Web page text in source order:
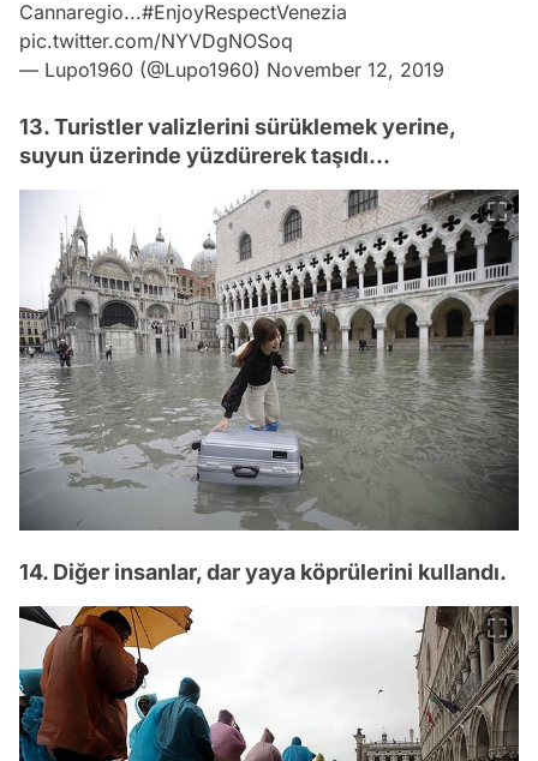
Cannaregio...#EnjoyRespectVenezia
pic.twitter.com/NYVDgNOSoq
— Lupo1960 (@Lupo1960) November 12, 2019
13. Turistler valizlerini sürüklemek yerine,
suyun üzerinde yüzdürerek taşıdı...
14. Diğer insanlar, dar yaya köprülerini kullandı.